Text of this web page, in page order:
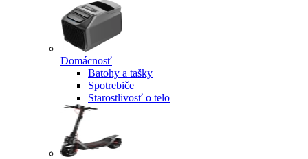
Domácnosť
Batohy a tašky
Spotrebiče
Starostlivosť o telo